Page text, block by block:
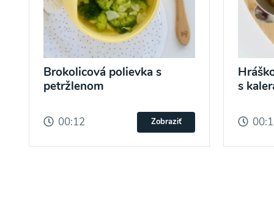
Brokolicová polievka s
petržlenom
00:12 Zobraziť
s